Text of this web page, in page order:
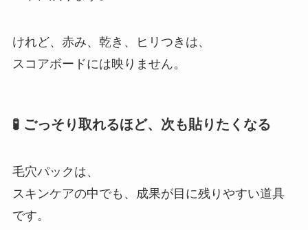
けれど、赤み、乾き、ヒリつきは、
スコアボードには映りません。
🧪 ごっそり取れるほど、次も貼りたくなる
毛穴パックは、
スキンケアの中でも、成果が目に残りやすい道具
です。